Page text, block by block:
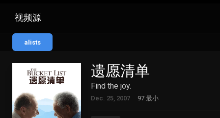
视频源
alists
遗愿清单
Find the joy.
Dec. 25, 2007 97 最小